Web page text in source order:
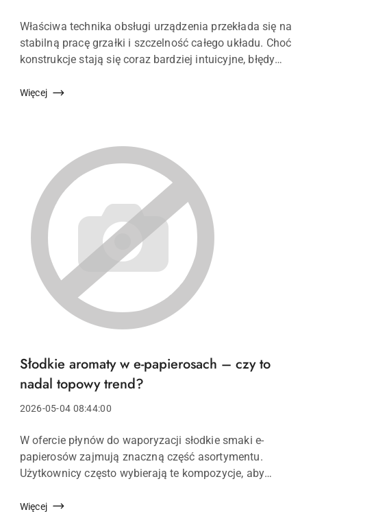
Treść
artykułu:
Właściwa technika obsługi urządzenia przekłada się na
stabilną pracę grzałki i szczelność całego układu. Choć
konstrukcje stają się coraz bardziej intuicyjne, błędy
niezależnie od sprz...
Więcej
Tytuł
artykułu:
Słodkie aromaty w e-papierosach – czy to
nadal topowy trend?
Data
2026-05-04 08:44:00
Treść
artykułu:
W ofercie płynów do waporyzacji słodkie smaki e-
papierosów zajmują znaczną część asortymentu.
Użytkownicy często wybierają te kompozycje, aby
które kojarzą się nieco przyjemn...
Więcej